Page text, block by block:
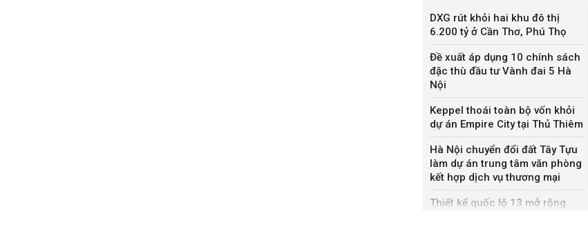
DXG rút khỏi hai khu đô thị
6.200 tỷ ở Cần Thơ, Phú Thọ
Đề xuất áp dụng 10 chính sách
đặc thù đầu tư Vành đai 5 Hà
Nội
Keppel thoái toàn bộ vốn khỏi
dự án Empire City tại Thủ Thiêm
Hà Nội chuyển đổi đất Tây Tựu
làm dự án trung tâm văn phòng
kết hợp dịch vụ thương mại
Thiết kế quốc lộ 13 mở rộng